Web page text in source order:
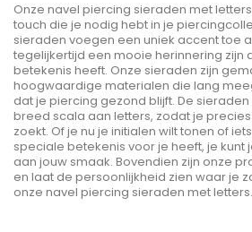
Onze navel piercing sieraden met
touch die je nodig hebt in je
sieraden voegen een uniek accent toe
tegelijkertijd een mooie herinnering zijn
betekenis heeft. Onze sieraden zijn
hoogwaardige materialen die lang
dat je piercing gezond blijft. De
breed scala aan letters, zodat je
zoekt. Of je nu je initialen wilt tonen of
speciale betekenis voor je heeft, je
aan jouw smaak. Bovendien zijn onze
en laat de persoonlijkheid zien waar je
onze navel piercing sieraden met letters.